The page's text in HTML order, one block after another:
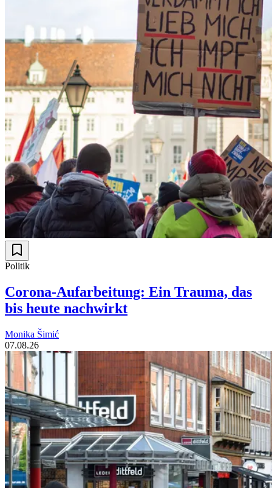
Politik
Corona-Aufarbeitung: Ein Trauma, das
bis heute nachwirkt
Monika Šimić
07.08.26